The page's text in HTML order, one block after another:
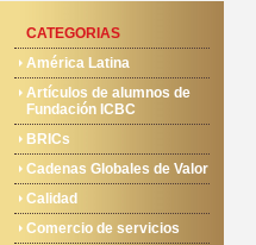
CATEGORIAS
América Latina
Artículos de alumnos de
Fundación ICBC
BRICs
Cadenas Globales de Valor
Calidad
Comercio de servicios